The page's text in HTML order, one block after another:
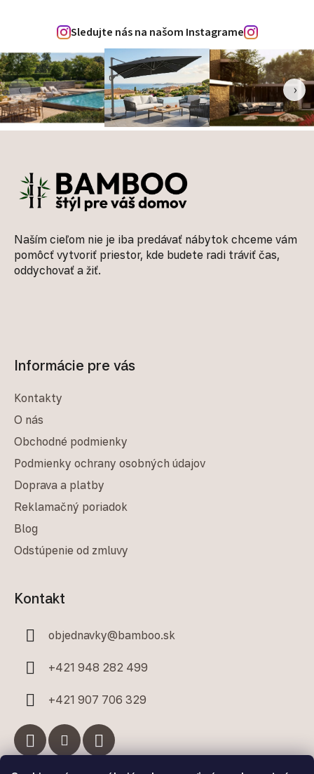
Sledujte nás na našom Instagrame
‹ ›
Naším cieľom nie je iba predávať nábytok chceme vám
pomôcť vytvoriť priestor, kde budete radi tráviť čas,
oddychovať a žiť.
Informácie pre vás
Kontakty
O nás
Obchodné podmienky
Podmienky ochrany osobných údajov
Doprava a platby
Reklamačný poriadok
Blog
Odstúpenie od zmluvy
Kontakt
objednavky@bamboo.sk
+421 948 282 499
+421 907 706 329